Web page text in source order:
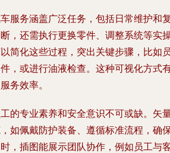
服务涵盖广泛任务，包括日常维护和
，还需执行更换零件、调整系统等实
简化这些过程，突出关键步骤，比如
，或进行油液检查。这种可视化方式
务效率。
的专业素养和安全意识不可或缺。矢
如佩戴防护装备、遵循标准流程，确
，插图能展示团队协作，例如员工与